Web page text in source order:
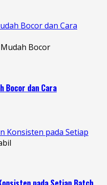
Bocor dan Cara
Bocor dan Cara
Konsisten pada Setiap